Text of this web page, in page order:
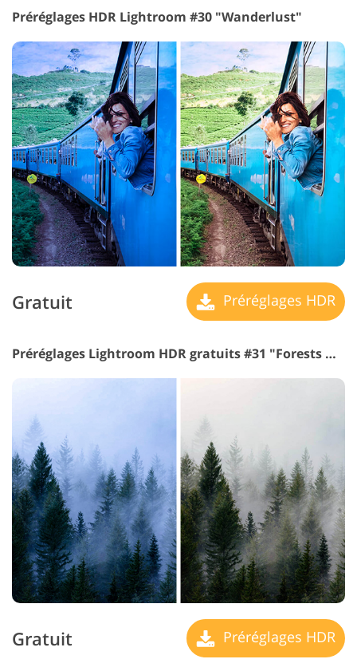
Préréglages HDR Lightroom #30 "Wanderlust"
Gratuit Préréglages HDR
Préréglages Lightroom HDR gratuits #31 "Forests & Sands"
Gratuit Préréglages HDR